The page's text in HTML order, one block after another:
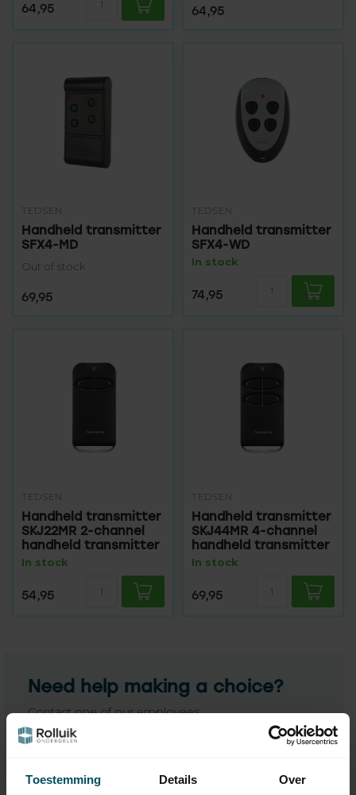
Toestemming Details Over
64,95 64,95
TEDSEN
Handheld transmitter
SFX4-MD
Out of stock
69,95
TEDSEN
Handheld transmitter
SFX4-WD
In stock
74,95
TEDSEN
Handheld transmitter
SKJ22MR 2-channel
handheld transmitter
In stock
54,95
TEDSEN
Handheld transmitter
SKJ44MR 4-channel
handheld transmitter
In stock
69,95
Need help making a choice?
Contact one of our employees